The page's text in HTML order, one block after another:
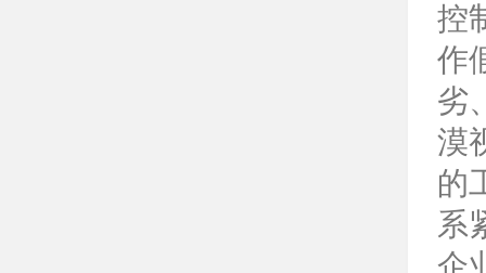
控
作
劣
漠
的
系
企